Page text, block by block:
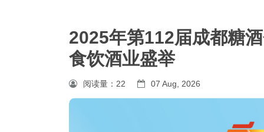
2025年第112届成都糖
食饮酒业盛举
阅读量： 22 07 Aug, 2026